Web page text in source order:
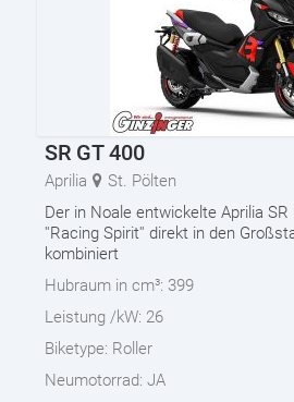
SR GT 400
Aprilia
St. Pölten
Der in Noale entwickelte Aprilia SR
''Racing Spirit'' direkt in den
kombiniert
Hubraum in cm³: 399
Leistung /kW: 26
Biketype: Roller
Neumotorrad: JA